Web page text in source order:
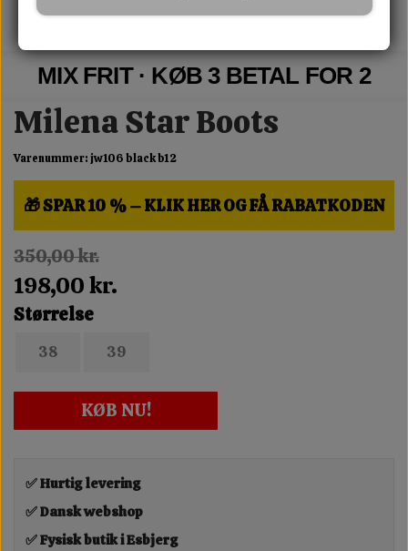
MIX FRIT · KØB 3 BETAL FOR 2
Milena Star Boots
Varenummer: jw106 black b12
🎁 SPAR 10 % – KLIK HER OG FÅ RABATKODEN
350,00 kr.
198,00 kr.
Størrelse
38 39
KØB NU!
✅ Hurtig levering
✅ Dansk webshop
✅ Fysisk butik i Esbjerg